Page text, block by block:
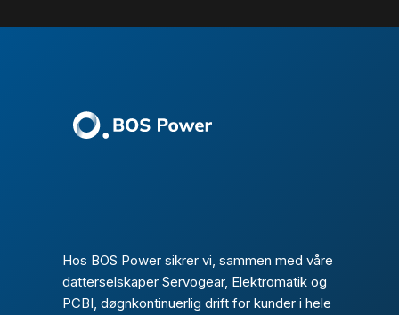
Hos BOS Power sikrer vi, sammen med våre
datterselskaper Servogear, Elektromatik og
PCBI, døgnkontinuerlig drift for kunder i hele